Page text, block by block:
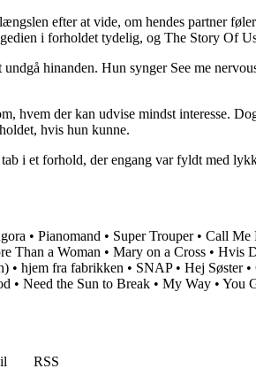
efter at vide, om hendes partner
i forholdet tydelig, og The Story Of
hinanden. Hun synger See me
hvem der kan udvise mindst interesse.
hvis hun kunne.
i et forhold, der engang var fyldt med
• Pianomand • Super Trouper• Call Me
Than a Woman • Mary on a Cross • Hvis
• ​hjem fra fabrikken • SNAP• Hej Søster•
• Need the Sun to Break • My Way • You
RSS